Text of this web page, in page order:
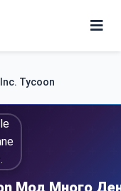
Tycoon
Мод Много